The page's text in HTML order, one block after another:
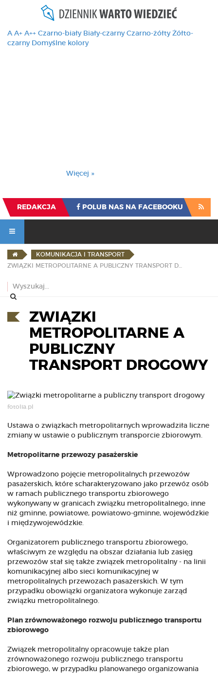
A A+ A++ Czarno-biały Biały-czarny Czarno-żółty Żółto-
czarny Domyślne kolory
Więcej »
REDAKCJA POLUB NAS NA FACEBOOKU
KOMUNIKACJA I TRANSPORT
ZWIĄZKI
METROPOLITARNE A
PUBLICZNY
TRANSPORT DROGOWY
fotolia.pl
Ustawa o związkach metropolitarnych wprowadziła liczne
zmiany w ustawie o publicznym transporcie zbiorowym.
Metropolitarne przewozy pasażerskie
Wprowadzono pojęcie metropolitalnych przewozów
pasażerskich, które scharakteryzowano jako przewóz osób
w ramach publicznego transportu zbiorowego
wykonywany w granicach związku metropolitalnego; inne
niż gminne, powiatowe, powiatowo-gminne, wojewódzkie
i międzywojewódzkie.
Organizatorem publicznego transportu zbiorowego,
właściwym ze względu na obszar działania lub zasięg
przewozów stał się także związek metropolitalny - na linii
komunikacyjnej albo sieci komunikacyjnej w
metropolitalnych przewozach pasażerskich. W tym
przypadku obowiązki organizatora wykonuje zarząd
związku metropolitalnego.
Plan zrównoważonego rozwoju publicznego transportu
zbiorowego
Związek metropolitalny opracowuje także plan
zrównoważonego rozwoju publicznego transportu
zbiorowego, w przypadku planowanego organizowania